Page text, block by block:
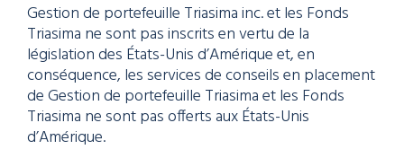
Gestion de portefeuille Triasima inc. et les Fonds
Triasima ne sont pas inscrits en vertu de la
législation des États-Unis d’Amérique et, en
conséquence, les services de conseils en placement
de Gestion de portefeuille Triasima et les Fonds
Triasima ne sont pas offerts aux États-Unis
d’Amérique.